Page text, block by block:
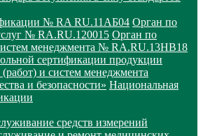
№ RA RU.11АБ04 Орган по
№ RA.RU.120015 Орган по
менеджмента № RA.RU.13HB18
сертификации продукции
(работ) и систем менеджмента
и безопасности» Национальная
средств измерений